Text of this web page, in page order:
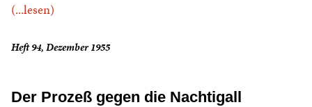
(...lesen)
Heft 94, Dezember 1955
Der Prozeß gegen die Nachtigall